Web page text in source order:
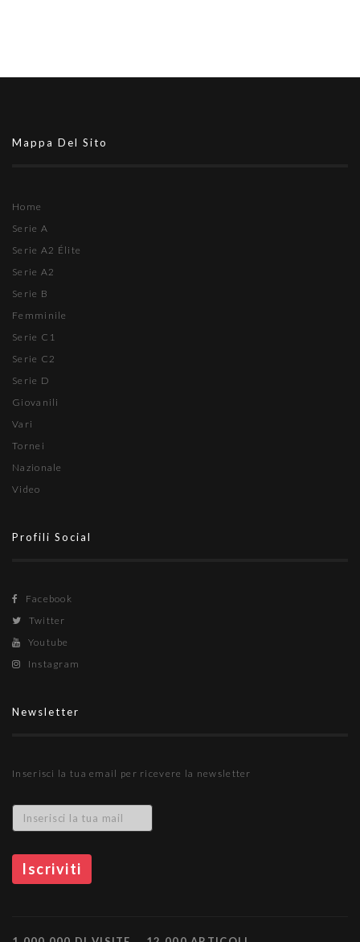
Mappa Del Sito
Home
Serie A
Serie A2 Élite
Serie A2
Serie B
Femminile
Serie C1
Serie C2
Serie D
Giovanili
Vari
Tornei
Nazionale
Video
Profili Social
Facebook
Twitter
Youtube
Instagram
Newsletter
Inserisci la tua email per ricevere la newsletter